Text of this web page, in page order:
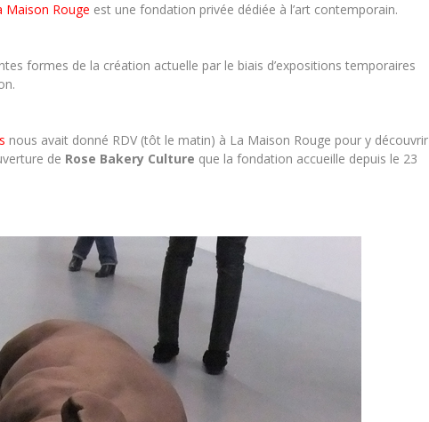
Maison Rouge est une fondation privée dédiée à l’art contemporain.
formes de la création actuelle par le biais d’expositions temporaires
nous avait donné RDV (tôt le matin) à La Maison Rouge pour y découvrir
de Rose Bakery Culture que la fondation accueille depuis le 23